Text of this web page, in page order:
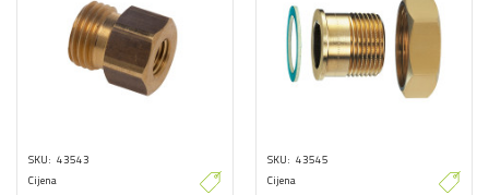
SKU 43543
Cijena
SKU 43545
Cijena